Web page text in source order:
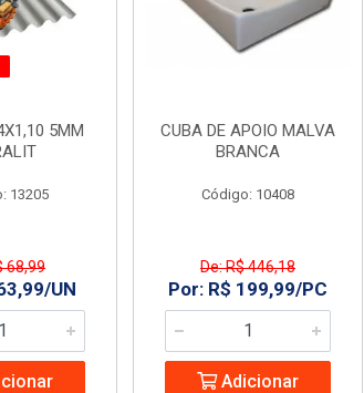
5MM
13205
68,99
UN
CUBA DE APOIO MALVA
BRANCA
Código: 10408
De: R$ 446,18
Por: R$ 199,99/PC
Adicionar